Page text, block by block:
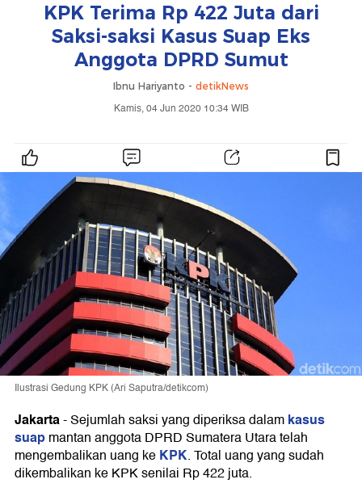
KPK Terima Rp 422 Juta dari
Saksi-saksi Kasus Suap Eks
Anggota DPRD Sumut
Ibnu Hariyanto - detikNews
Kamis, 04 Jun 2020 10:34 WIB
Ilustrasi Gedung KPK (Ari Saputra/detikcom)
Jakarta-Sejumlah saksi yang diperiksa dalamkasus
suapmantan anggota DPRD Sumatera Utara telah
mengembalikan uang keKPK. Total uang yang sudah
dikembalikan ke KPK senilai Rp 422 juta.